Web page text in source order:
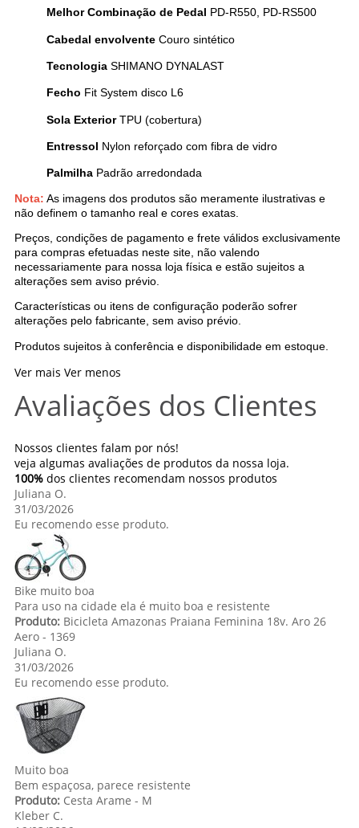
Melhor Combinação de Pedal PD-R550, PD-RS500
Cabedal envolventeCouro sintético
TecnologiaSHIMANO DYNALAST
Fecho Fit System disco L6
Sola ExteriorTPU (cobertura)
Entressol Nylon reforçado com fibra de vidro
PalmilhaPadrão arredondada
Nota: As imagens dos produtos são meramente ilustrativas e
não definem o tamanho real e cores exatas.
Preços, condições de pagamento e frete válidos exclusivamente
para compras efetuadas neste site, não valendo
necessariamente para nossa loja física e estão sujeitos a
alterações sem aviso prévio.
Características ou itens de configuração poderão sofrer
alterações pelo fabricante, sem aviso prévio.
Produtos sujeitos à conferência e disponibilidade em estoque.
Ver mais Ver menos
Avaliações dos Clientes
Nossos clientes falam por nós!
veja algumas avaliações de produtos da nossa loja.
100% dos clientes recomendam nossos produtos
Juliana O.
31/03/2026
Eu recomendo esse produto.
Bike muito boa
Para uso na cidade ela é muito boa e resistente
Produto:Bicicleta Amazonas Praiana Feminina 18v. Aro 26
Aero - 1369
Juliana O.
31/03/2026
Eu recomendo esse produto.
Muito boa
Bem espaçosa, parece resistente
Produto:Cesta Arame - M
Kleber C.